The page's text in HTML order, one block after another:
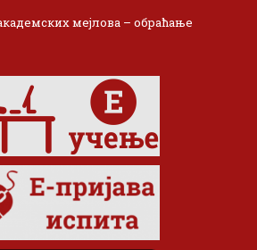
мејлова – обраћање